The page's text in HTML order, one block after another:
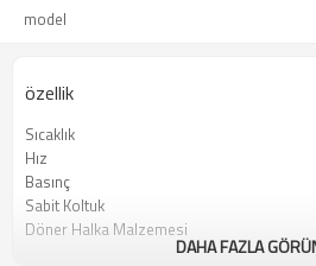
model
özellik
Sıcaklık
Hız
Basınç
Sabit Koltuk
Döner Halka Malzemesi
Sabit Halka MalzemesiDAHA FAZLA